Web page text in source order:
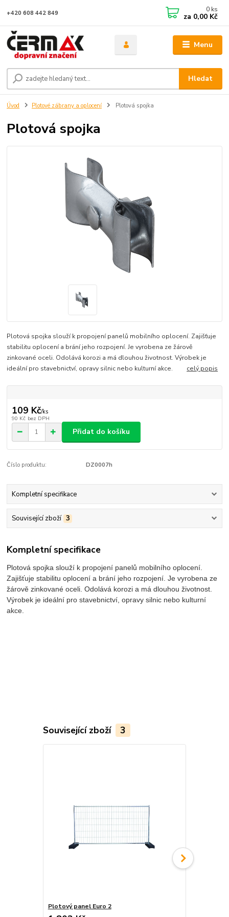
Menu
Hledat
+420 608 442 849 0 ks
za 0,00 Kč
Úvod Plotové zábrany a oplocení Plotová spojka
Plotová spojka
Plotová spojka slouží k propojení panelů mobilního oplocení. Zajišťuje
stabilitu oplocení a brání jeho rozpojení. Je vyrobena ze žárově
zinkované oceli. Odolává korozi a má dlouhou životnost. Výrobek je
ideální pro stavebnictví, opravy silnic nebo kulturní akce. celý popis
109 Kč/ks
90 Kč bez DPH
Přidat do košíku
Číslo produktu: DZ0007h
Kompletní specifikace
Související zboží 3
Kompletní specifikace
Plotová spojka slouží k propojení panelů mobilního oplocení.
Zajišťuje stabilitu oplocení a brání jeho rozpojení. Je vyrobena ze
žárově zinkované oceli. Odolává korozi a má dlouhou životnost.
Výrobek je ideální pro stavebnictví, opravy silnic nebo kulturní
akce.
Související zboží 3
Plotový panel Euro 2